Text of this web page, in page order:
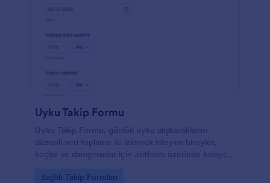
Uyku Takip Formu
Uyku Takip Formu, günlük uyku alışkanlıklarını
düzenli veri toplama ile izlemek isteyen bireyler,
koçlar ve danışmanlar için Jotform üzerinde kolayca
Go to Category:
Sağlık Takip Formları